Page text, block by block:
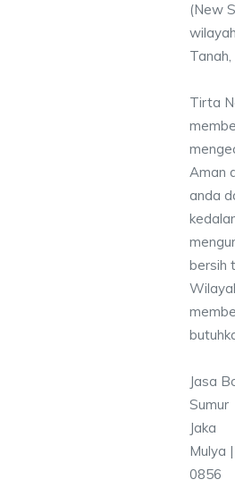
(New
Tirta
Aman
anda
bersih
Jasa
Sumur
Jaka
Mulya |
0856